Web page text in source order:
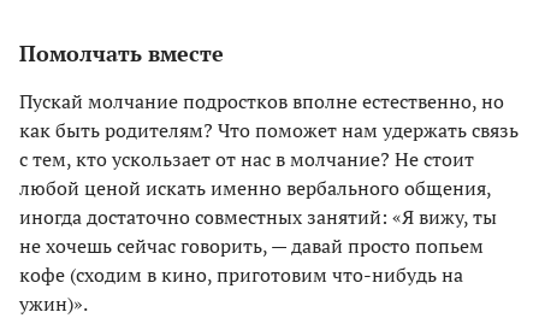
Помолчать вместе
Пускай молчание подростков вполне естественно, но
как быть родителям? Что поможет нам удержать связь
с тем, кто ускользает от нас в молчание? Не стоит
любой ценой искать именно вербального общения,
иногда достаточно совместных занятий: «Я вижу, ты
не хочешь сейчас говорить, — давай просто попьем
кофе (сходим в кино, приготовим что-нибудь на
ужин)».